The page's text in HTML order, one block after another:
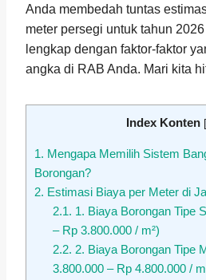
Anda membedah tuntas
meter persegi untuk tahun
lengkap dengan faktor-faktor
angka di RAB Anda. Mari kita
Index Konten [
1. Mengapa Memilih Sistem
Borongan?
2. Estimasi Biaya per Meter di
2.1. 1. Biaya Borongan Tipe
– Rp 3.800.000 / m²)
2.2. 2. Biaya Borongan Tipe
3.800.000 – Rp 4.800.000 /